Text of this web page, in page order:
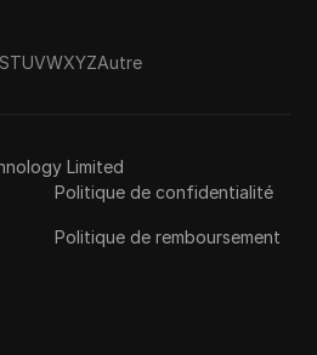
STUVWXYZAutre
Limited
Politique de confidentialité
Politique de remboursement